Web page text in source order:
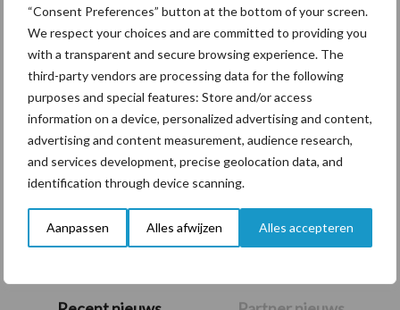
“Consent Preferences” button at the bottom of your screen.
We respect your choices and are committed to providing you
with a transparent and secure browsing experience. The
third-party vendors are processing data for the following
purposes and special features: Store and/or access
information on a device, personalized advertising and content,
advertising and content measurement, audience research,
and services development, precise geolocation data, and
identification through device scanning.
Aanpassen Alles afwijzen Alles accepteren
Primaire
Mastitis Hittestress
Toon meer